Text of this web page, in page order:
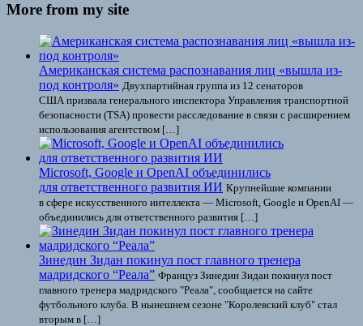
More from my site
Американская система распознавания лиц «вышла из-
под контроля» Двухпартийная группа из 12 сенаторов
США призвала генерального инспектора Управления транспортной
безопасности (TSA) провести расследование в связи с расширением
использования агентством […]
Microsoft, Google и OpenAI объединились
для ответственного развития ИИ Крупнейшие компании
в сфере искусственного интеллекта — Microsoft, Google и OpenAI —
объединились для ответственного развития […]
Зинедин Зидан покинул пост главного тренера
мадридского “Реала” Француз Зинедин Зидан покинул пост
главного тренера мадридского "Реала", сообщается на сайте
футбольного клуба. В нынешнем сезоне "Королевский клуб" стал
вторым в […]